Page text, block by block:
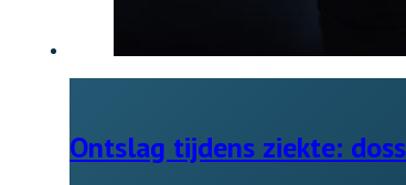
Ontslag tijdens ziekte: